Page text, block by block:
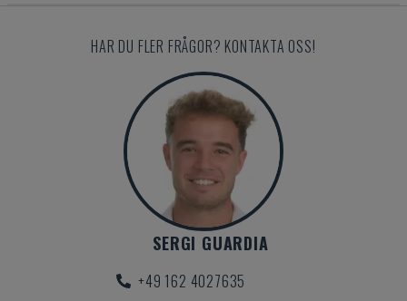
HAR DU FLER FRÅGOR? KONTAKTA OSS!
SERGI GUARDIA
+49 162 4027635